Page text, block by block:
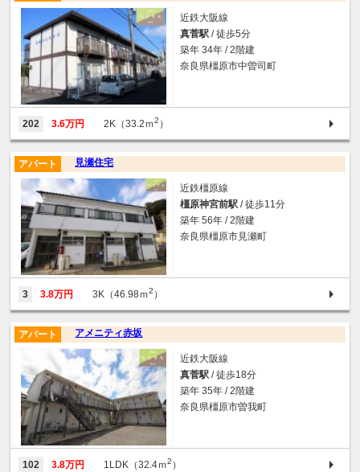
近鉄大阪線
真菅駅 / 徒歩5分
築年 34年 / 2階建
奈良県橿原市中曽司町
202 3.6万円 2K（33.2ｍ2 ）
見瀬住宅
アパート
近鉄橿原線
橿原神宮前駅 / 徒歩11分
築年 56年 / 2階建
奈良県橿原市見瀬町
3 3.8万円 3K（46.98ｍ2 ）
アメニティ赤坂
アパート
近鉄大阪線
真菅駅 / 徒歩18分
築年 35年 / 2階建
奈良県橿原市曽我町
102 3.8万円 1LDK（32.4ｍ2 ）